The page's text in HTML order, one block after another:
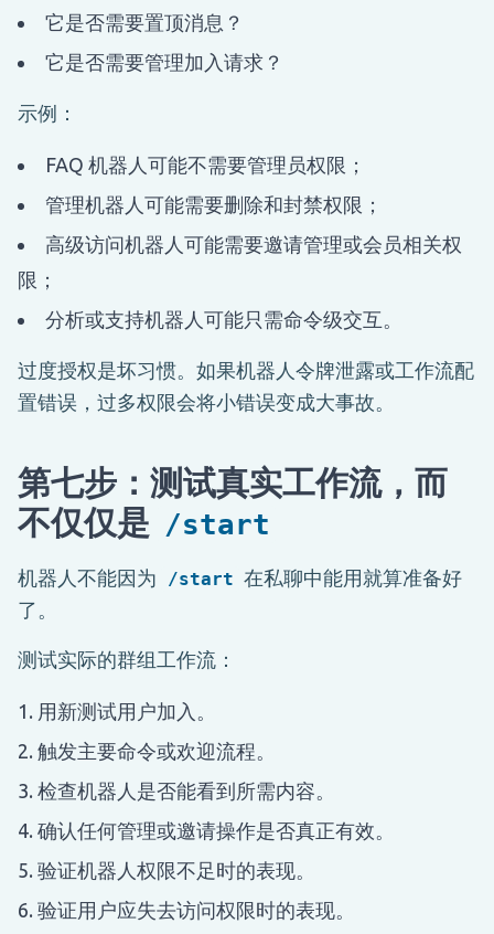
它是否需要置顶消息？
它是否需要管理加入请求？
示例：
FAQ 机器人可能不需要管理员权限；
管理机器人可能需要删除和封禁权限；
高级访问机器人可能需要邀请管理或会员相关权
限；
分析或支持机器人可能只需命令级交互。
过度授权是坏习惯。如果机器人令牌泄露或工作流配
置错误，过多权限会将小错误变成大事故。
第七步：测试真实工作流，而
不仅仅是 /start
机器人不能因为 /start 在私聊中能用就算准备好
了。
测试实际的群组工作流：
用新测试用户加入。
触发主要命令或欢迎流程。
检查机器人是否能看到所需内容。
确认任何管理或邀请操作是否真正有效。
验证机器人权限不足时的表现。
验证用户应失去访问权限时的表现。